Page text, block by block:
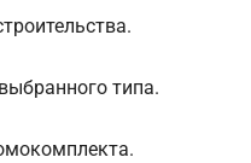
типа.